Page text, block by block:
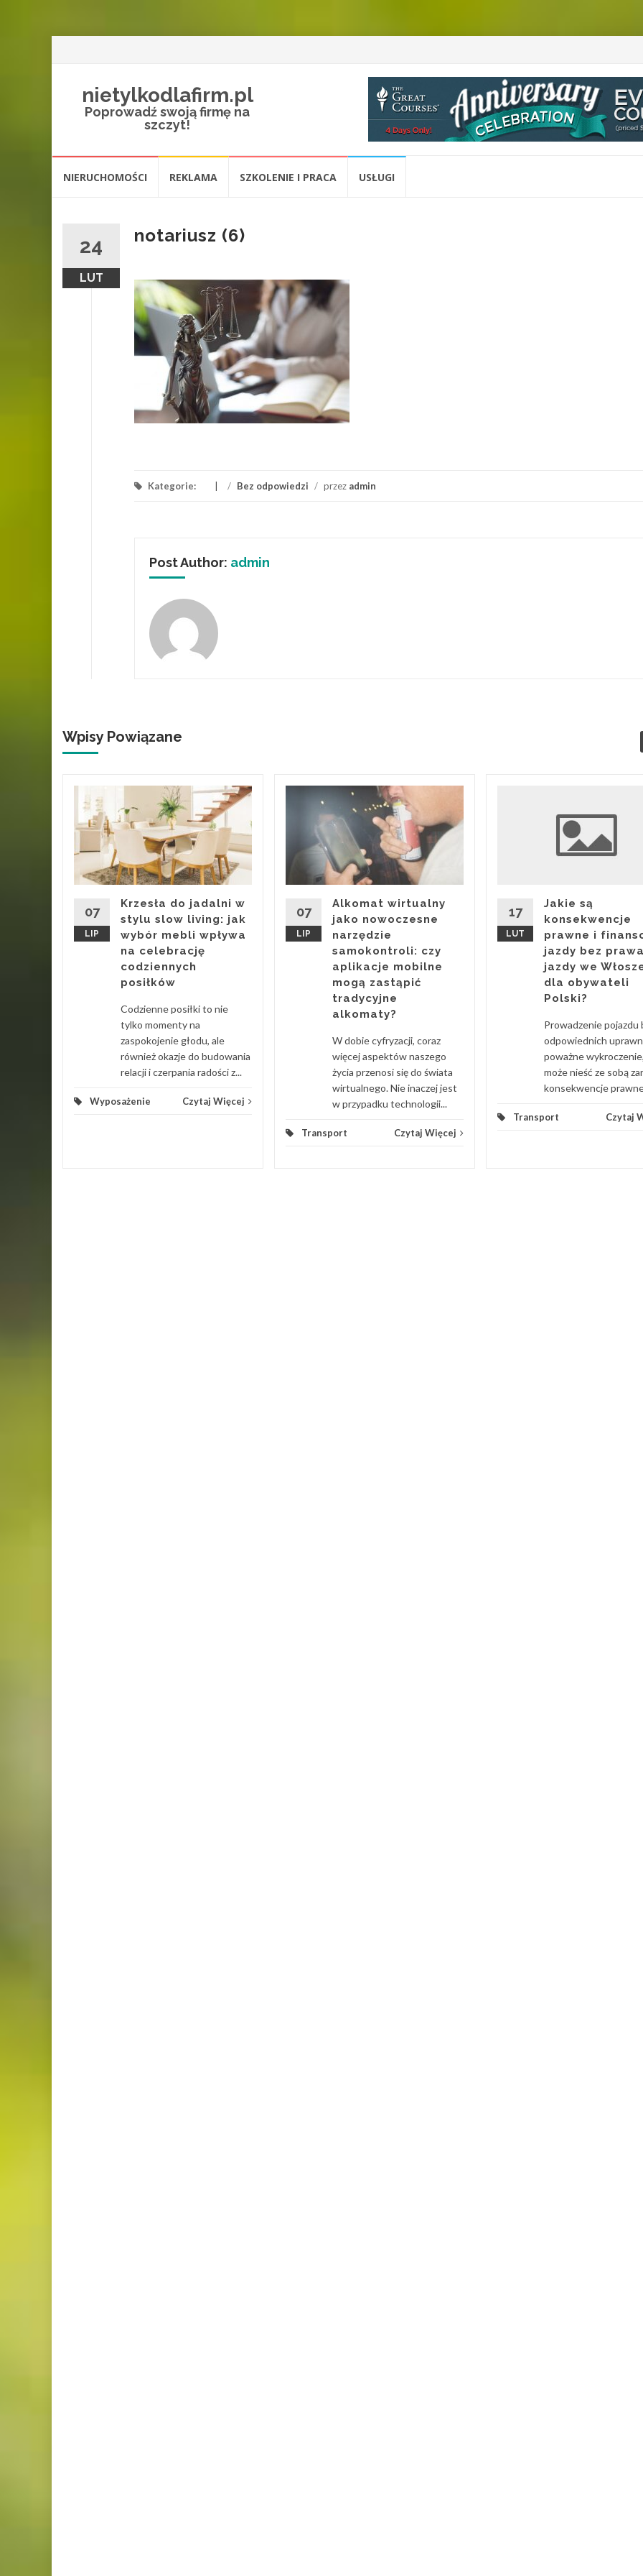
nietylkodlafirm.pl
Poprowadź swoją firmę na
szczyt!
NIERUCHOMOŚCI REKLAMA SZKOLENIE I PRACA USŁUGI
24
LUT
notariusz (6)
Kategorie: / Bez odpowiedzi / przez admin
Post Author: admin
Wpisy Powiązane
07
LIP
Krzesła do jadalni w
stylu slow living: jak
wybór mebli wpływa
na celebrację
codziennych
posiłków
Codzienne posiłki to nie
tylko momenty na
zaspokojenie głodu, ale
również okazje do budowania
relacji i czerpania radości z...
Wyposażenie Czytaj Więcej
07
LIP
Alkomat wirtualny
jako nowoczesne
narzędzie
samokontroli: czy
aplikacje mobilne
mogą zastąpić
tradycyjne
alkomaty?
W dobie cyfryzacji, coraz
więcej aspektów naszego
życia przenosi się do świata
wirtualnego. Nie inaczej jest
w przypadku technologii...
Transport Czytaj Więcej
17
LUT
Jakie są
konsekwencje
prawne i
jazdy bez prawa
jazdy we
dla obywateli
Polski?
Prowadzenie pojazdu
odpowiednich
poważne
może nieść ze sobą
konsekwencje
Transport Czytaj